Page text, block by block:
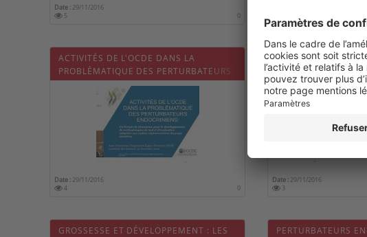
Date : 29/11/2016
5
0
ACTIVITÉS DE L'OCDE DANS LA
PROBLÉMATIQUE DES PERTURBATEURS
ENDOCRINIENS
Date : 29/11/2016
4
0
PERTURBATEURS
DIABÉTOGÈNES ?
Date : 29/11/2016
3
GROSSESSE ET DÉVELOPPEMENT : LES
PERTURBATEURS